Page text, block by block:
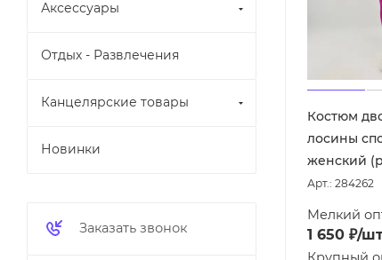
Костюм
лосины
женский
Арт.: 284262
Мелкий
1 650 ₽/
Аксессуары
Отдых - Развлечения
Канцелярские товары
Новинки
Заказать звонок